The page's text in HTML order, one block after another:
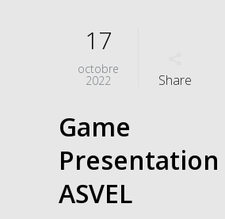
17
octobre
2022 Share
Game
Presentation
ASVEL